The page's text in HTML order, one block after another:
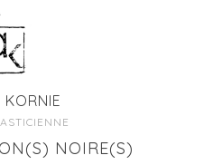
KORNIE
NOIRE(S)